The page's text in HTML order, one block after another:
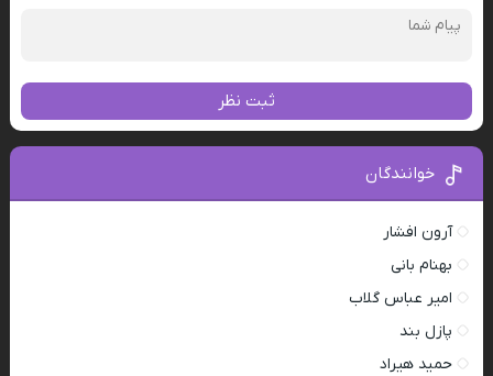
ثبت نظر
خوانندگان
آرون افشار
بهنام بانی
امیر عباس گلاب
پازل بند
حمید هیراد